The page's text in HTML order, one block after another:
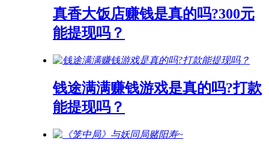
真香大饭店赚钱是真的吗?300元
能提现吗？
钱途满满赚钱游戏是真的吗?打款
能提现吗？